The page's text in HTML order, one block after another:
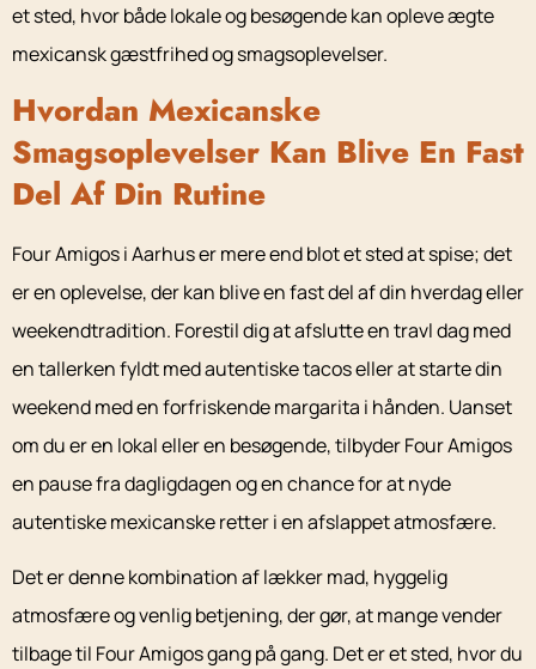
et sted, hvor både lokale og besøgende kan opleve ægte
mexicansk gæstfrihed og smagsoplevelser.
Hvordan Mexicanske
Smagsoplevelser Kan Blive En Fast
Del Af Din Rutine
Four Amigos i Aarhus er mere end blot et sted at spise; det
er en oplevelse, der kan blive en fast del af din hverdag eller
weekendtradition. Forestil dig at afslutte en travl dag med
en tallerken fyldt med autentiske tacos eller at starte din
weekend med en forfriskende margarita i hånden. Uanset
om du er en lokal eller en besøgende, tilbyder Four Amigos
en pause fra dagligdagen og en chance for at nyde
autentiske mexicanske retter i en afslappet atmosfære.
Det er denne kombination af lækker mad, hyggelig
atmosfære og venlig betjening, der gør, at mange vender
tilbage til Four Amigos gang på gang. Det er et sted, hvor du